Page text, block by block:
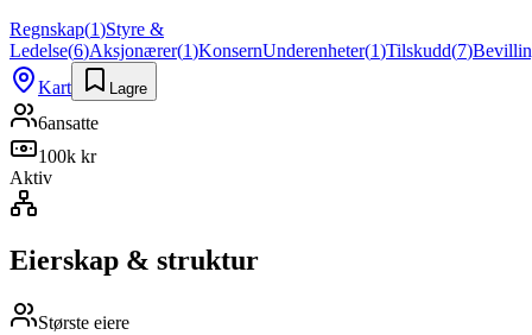
Regnskap(1)Styre &
Ledelse(6)Aksjonærer(1)KonsernUnderenheter(1)Tilskudd(7)
Kart
Lagre
6ansatte
100k kr
Aktiv
Eierskap & struktur
Største eiere